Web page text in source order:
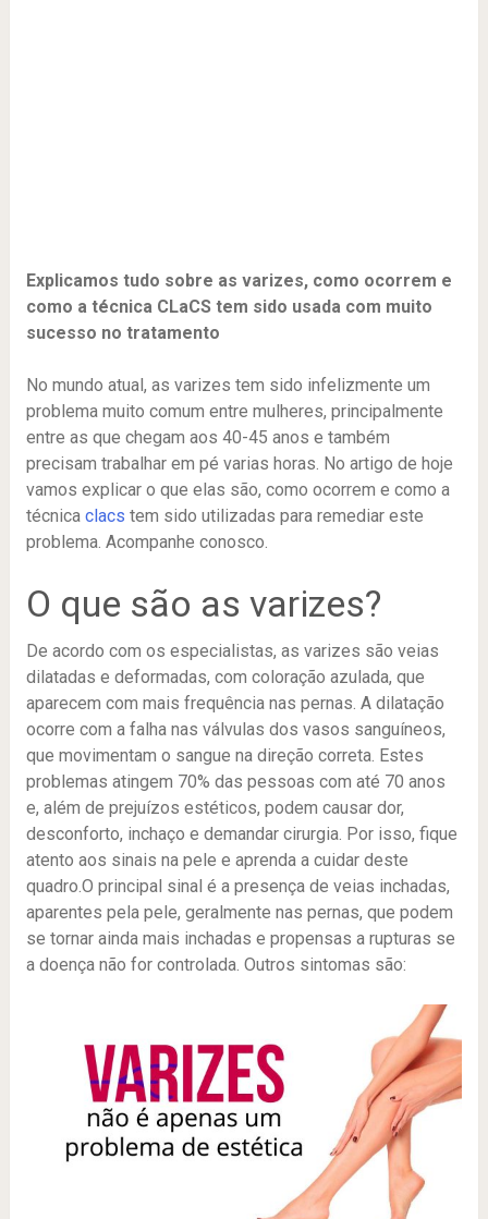
Explicamos tudo sobre as varizes, como ocorrem e
como a técnica CLaCS tem sido usada com muito
sucesso no tratamento
No mundo atual, as varizes tem sido infelizmente um
problema muito comum entre mulheres, principalmente
entre as que chegam aos 40-45 anos e também
precisam trabalhar em pé varias horas. No artigo de hoje
vamos explicar o que elas são, como ocorrem e como a
técnica clacs tem sido utilizadas para remediar este
problema. Acompanhe conosco.
O que são as varizes?
De acordo com os especialistas, as varizes são veias
dilatadas e deformadas, com coloração azulada, que
aparecem com mais frequência nas pernas. A dilatação
ocorre com a falha nas válvulas dos vasos sanguíneos,
que movimentam o sangue na direção correta. Estes
problemas atingem 70% das pessoas com até 70 anos
e, além de prejuízos estéticos, podem causar dor,
desconforto, inchaço e demandar cirurgia. Por isso, fique
atento aos sinais na pele e aprenda a cuidar deste
quadro.O principal sinal é a presença de veias inchadas,
aparentes pela pele, geralmente nas pernas, que podem
se tornar ainda mais inchadas e propensas a rupturas se
a doença não for controlada. Outros sintomas são: